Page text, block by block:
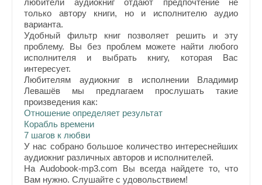
любители аудиокниг отдают предпочтение не
только автору книги, но и исполнителю аудио
варианта.
Удобный фильтр книг позволяет решить и эту
проблему. Вы без проблем можете найти любого
исполнителя и выбрать книгу, которая Вас
интересует.
Любителям аудиокниг в исполнении Владимир
Левашёв мы предлагаем прослушать такие
произведения как:
Отношение определяет результат
Корабль времени
7 шагов к любви
У нас собрано большое количество интереснейших
аудиокниг различных авторов и исполнителей.
На Audobook-mp3.com Вы всегда найдете то, что
Вам нужно. Слушайте с удовольствием!